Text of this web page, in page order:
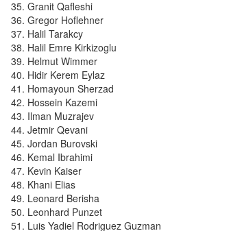
Granit Qafleshi
Gregor Hoflehner
Halil Tarakcy
Halil Emre Kirkizoglu
Helmut Wimmer
Hidir Kerem Eylaz
Homayoun Sherzad
Hossein Kazemi
Ilman Muzrajev
Jetmir Qevani
Jordan Burovski
Kemal Ibrahimi
Kevin Kaiser
Khani Elias
Leonard Berisha
Leonhard Punzet
Luis Yadiel Rodriguez Guzman